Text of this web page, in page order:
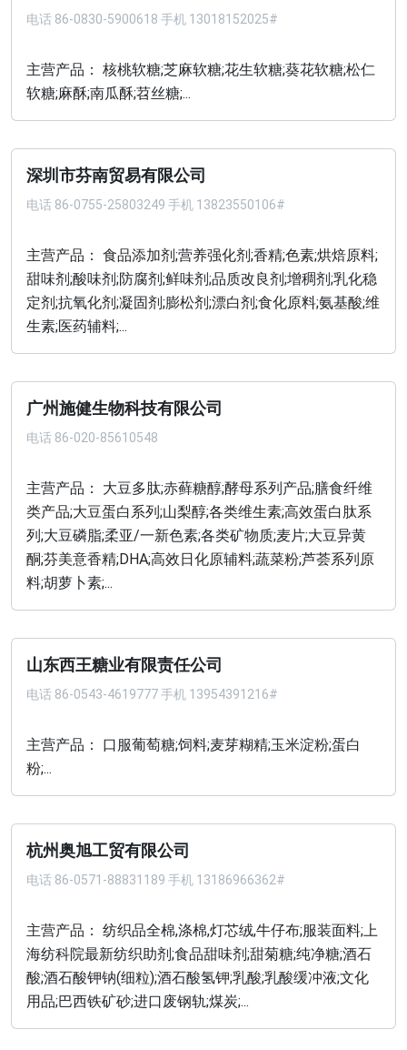
电话 86-0830-5900618 手机 13018152025#
主营产品： 核桃软糖;芝麻软糖;花生软糖;葵花软糖;松仁
软糖;麻酥;南瓜酥;苕丝糖;...
深圳市芬南贸易有限公司
电话 86-0755-25803249 手机 13823550106#
主营产品： 食品添加剂;营养强化剂;香精;色素;烘焙原料;
甜味剂;酸味剂;防腐剂;鲜味剂;品质改良剂;增稠剂;乳化稳
定剂;抗氧化剂;凝固剂;膨松剂;漂白剂;食化原料;氨基酸;维
生素;医药辅料;...
广州施健生物科技有限公司
电话 86-020-85610548
主营产品： 大豆多肽;赤藓糖醇;酵母系列产品;膳食纤维
类产品;大豆蛋白系列;山梨醇;各类维生素;高效蛋白肽系
列;大豆磷脂;柔亚/一新色素;各类矿物质;麦片;大豆异黄
酮;芬美意香精;DHA;高效日化原辅料;蔬菜粉;芦荟系列原
料;胡萝卜素;...
山东西王糖业有限责任公司
电话 86-0543-4619777 手机 13954391216#
主营产品： 口服葡萄糖;饲料;麦芽糊精;玉米淀粉;蛋白
粉;...
杭州奥旭工贸有限公司
电话 86-0571-88831189 手机 13186966362#
主营产品： 纺织品全棉,涤棉,灯芯绒,牛仔布;服装面料;上
海纺科院最新纺织助剂;食品甜味剂;甜菊糖;纯净糖;酒石
酸;酒石酸钾钠(细粒);酒石酸氢钾;乳酸;乳酸缓冲液;文化
用品;巴西铁矿砂;进口废钢轨;煤炭;...